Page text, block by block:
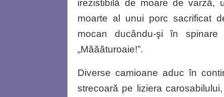
irezistibilă de moare de varză,
moarte al unui porc sacrificat
mocan ducându-şi în
„Măăăturoaie!”.
Diverse camioane aduc în
strecoară pe liziera